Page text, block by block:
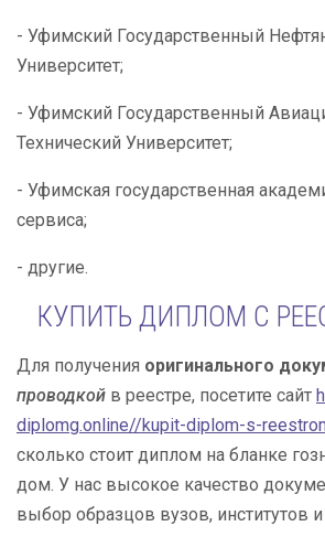
- Уфимский Государственный
Университет;
- Уфимский Государственный
Технический Университет;
- Уфимская государственная
сервиса;
- другие.
КУПИТЬ ДИПЛОМ С
Для получения оригинального
проводкой в реестре, посетите сайт
diplomg.online//kupit-diplom-s-
сколько стоит диплом на бланке
дом. У нас высокое качество
выбор образцов вузов, институтов